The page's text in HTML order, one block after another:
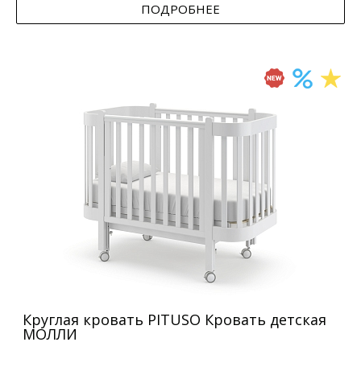
ПОДРОБНЕЕ
Круглая кровать PITUSO Кровать детская
МОЛЛИ